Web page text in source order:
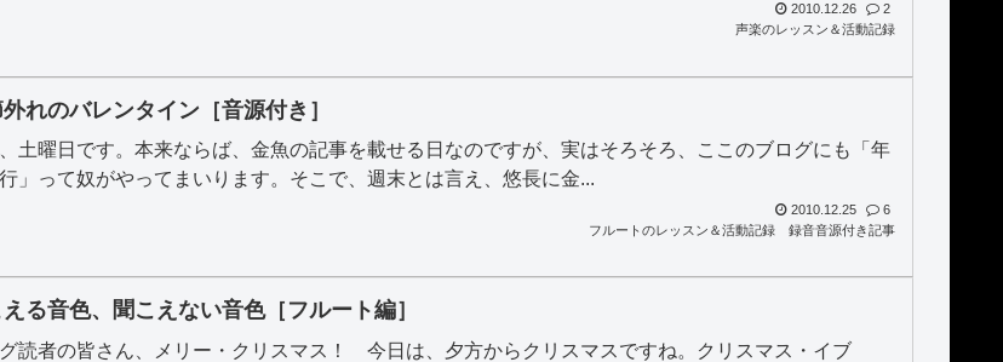
2010.12.26
2
声楽のレッスン＆活動記録
れのバレンタイン［音源付き］
土曜日です。本来ならば、金魚の記事を載せる日なのですが、実はそろそろ、ここのブログにも「年
」って奴がやってまいります。そこで、週末とは言え、悠長に金...
2010.12.25
6
フルートのレッスン＆活動記録
録音音源付き記事
る音色、聞こえない音色［フルート編］
読者の皆さん、メリー・クリスマス！ 今日は、夕方からクリスマスですね。クリスマス・イブ